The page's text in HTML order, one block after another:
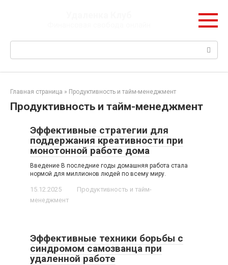
Поиск:
Главная страница » Продуктивность и тайм-менеджмент
Продуктивность и тайм-менеджмент
Эффективные стратегии для
поддержания креативности при
монотонной работе дома
Введение В последние годы домашняя работа стала
нормой для миллионов людей по всему миру.
15.12.2025
Продуктивность и тайм-
менеджмент
Эффективные техники борьбы с
синдромом самозванца при
удаленной работе